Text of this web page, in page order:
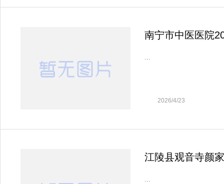
南宁市中医医院
...
2026/4/23
江陵县观音寺颜
...